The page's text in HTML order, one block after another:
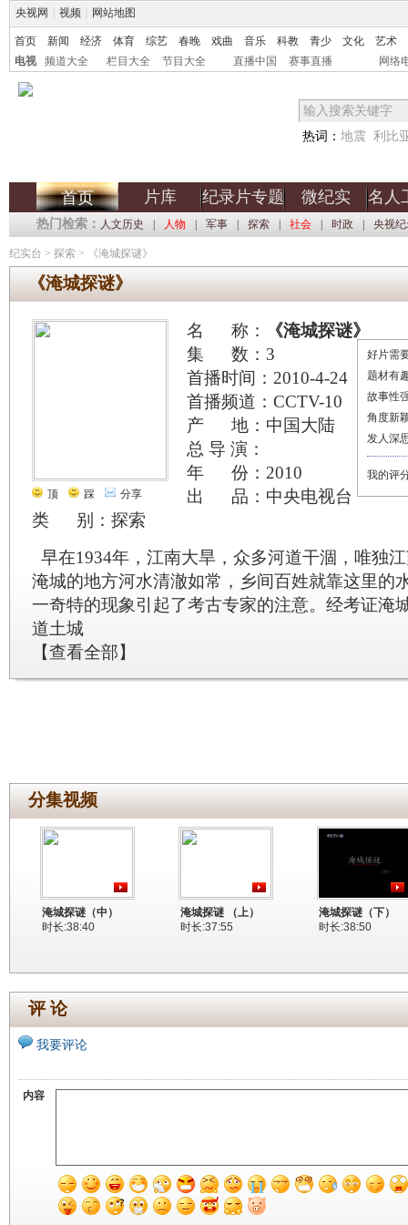
央视网 视频 网站地图
首页 新闻 经济 体育 综艺 春晚 戏曲 音乐 科教 青少 文化
艺术
电视
频道大全 栏目大全 节目大全 直播中国 赛事直播 网络
热词： 地震 利比
首页 片库 纪录片专题 微纪实 名人
热门检索： 人文历史 人物 军事 探索 社会 时政 央视
纪实台 > 探索 > 《淹城探谜》
《淹城探谜》
顶 踩 分享
名 称：
《淹城探谜》
集 数：3
首播时间：2010-4-24
首播频道：CCTV-10
产 地：中国大陆
总 导 演：
年 份：2010
出 品：中央电视台
类 别：探索
早在1934年，江南大旱，众多河道干涸，唯独
淹城的地方河水清澈如常，乡间百姓就靠这里的
一奇特的现象引起了考古专家的注意。经考证淹
道土城
【查看全部】
好片需
题材有
故事性
角度新
发人深
我的评
分集视频
淹城探谜（中）
时长:38:40
淹城探谜 （上）
时长:37:55
淹城探谜（下）
时长:38:50
评 论
我要评论
内容